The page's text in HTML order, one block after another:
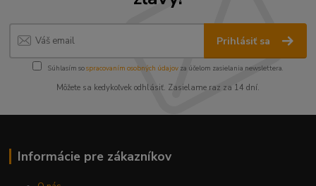
Prihlásiť sa
Súhlasím sospracovaním osobných údajov za účelom zasielania newslettera.
Môžete sa kedykoľvek odhlásiť. Zasielame raz za 14 dní.
Informácie pre zákazníkov